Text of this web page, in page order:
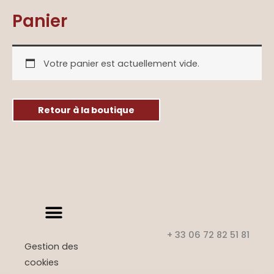
Panier
Votre panier est actuellement vide.
Retour à la boutique
Gestion des
cookies
+ 33 06 72 82 51 81